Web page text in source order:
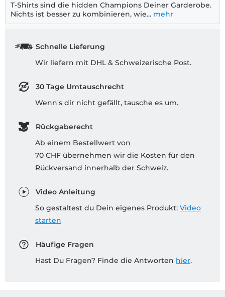
T-Shirts sind die hidden Champions Deiner Garderobe.
Nichts ist besser zu kombinieren, wie... mehr
Schnelle Lieferung
Wir liefern mit DHL & Schweizerische Post.
30 Tage Umtauschrecht
Wenn's dir nicht gefällt, tausche es um.
Rückgaberecht
Ab einem Bestellwert von
70 CHF übernehmen wir die Kosten für den
Rückversand innerhalb der Schweiz.
Video Anleitung
So gestaltest du Dein eigenes Produkt: Video
starten
Häufige Fragen
Hast Du Fragen? Finde die Antworten hier.